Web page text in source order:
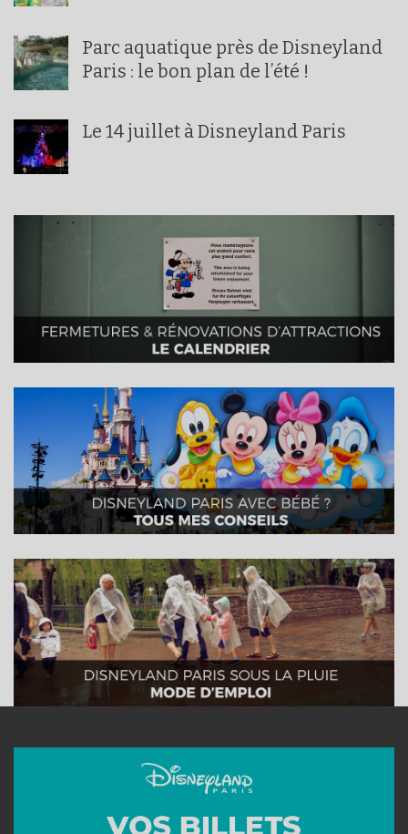
Parc aquatique près de Disneyland
Paris : le bon plan de l’été !
Le 14 juillet à Disneyland Paris